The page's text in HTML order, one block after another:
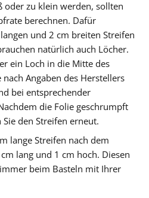
oder zu klein werden, sollten
berechnen. Dafür
und 2 cm breiten Streifen
natürlich auch Löcher.
ein Loch in die Mitte des
Angaben des Herstellers
bei entsprechender
die Folie geschrumpft
den Streifen erneut.
lange Streifen nach dem
lang und 1 cm hoch. Diesen
beim Basteln mit Ihrer